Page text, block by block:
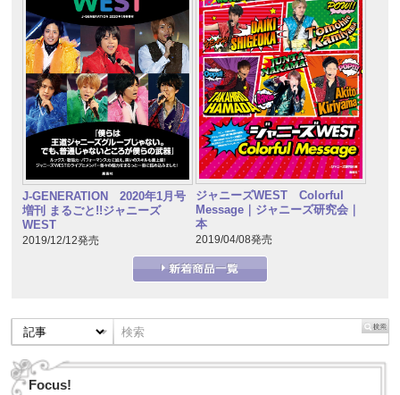
J-GENERATION 2020年1月号
増刊 まるごと!!ジャニーズ
WEST
2019/12/12発売
ジャニーズWEST Colorful
Message｜ジャニーズ研究会｜
本
2019/04/08発売
Focus!